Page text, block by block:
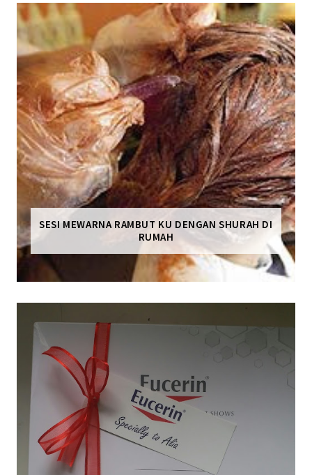
SESI MEWARNA RAMBUT KU DENGAN SHURAH DI
RUMAH